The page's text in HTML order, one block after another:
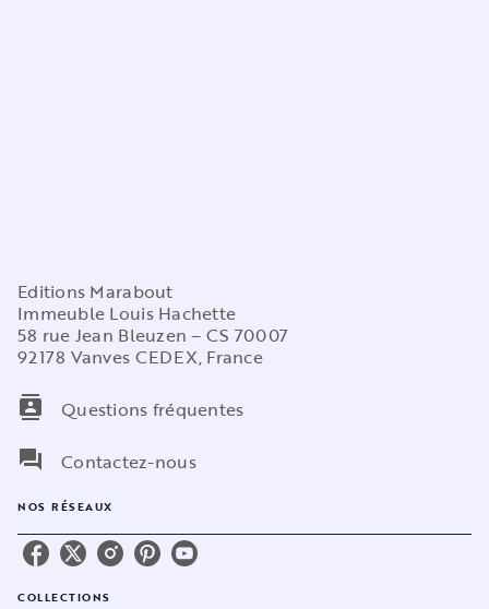
Editions Marabout
Immeuble Louis Hachette
58 rue Jean Bleuzen – CS 70007
92178 Vanves CEDEX, France
contacts
Questions fréquentes
question_answer
Contactez-nous
NOS RÉSEAUX
COLLECTIONS